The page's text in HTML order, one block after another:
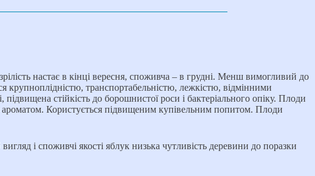
настає в кінці вересня, споживча – в грудні. Менш вимогливий до
транспортабельністю, лежкістю, відмінними
стійкість до борошнистої роси і бактеріального опіку. Плоди
ароматом. Користується підвищеним купівельним попитом. Плоди
і споживчі якості яблук низька чутливість деревини до поразки